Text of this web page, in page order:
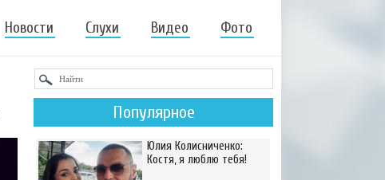
Новости Слухи Видео Фото
Популярное
Юлия Колисниченко:
Костя, я люблю тебя!